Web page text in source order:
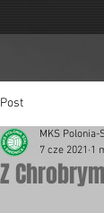
Post
Z
MKS
7 cze 2021 1